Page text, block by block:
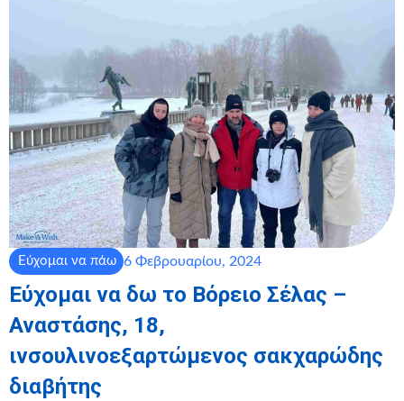
Εύχομαι να πάω 6 Φεβρουαρίου, 2024
Εύχομαι να δω το Βόρειο Σέλας –
Αναστάσης, 18,
ινσουλινοεξαρτώμενος σακχαρώδης
διαβήτης